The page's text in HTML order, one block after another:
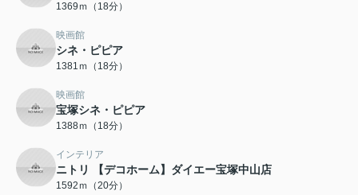
1369ｍ（18分）
映画館
シネ・ピピア
1381ｍ（18分）
映画館
宝塚シネ・ピピア
1388ｍ（18分）
インテリア
ニトリ 【デコホーム】ダイエー宝塚中山店
1592ｍ（20分）